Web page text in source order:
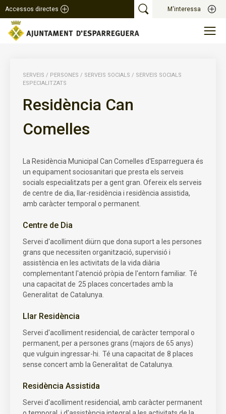
Accessos directes M'interessa
SERVEIS / PERSONES / SERVEIS SOCIALS / SERVEIS SOCIALS
ESPECIALITZATS
Residència Can
Comelles
La Residència Municipal Can Comelles d'Esparreguera és
un equipament sociosanitari que presta els serveis
socials especialitzats per a gent gran. Ofereix els serveis
de centre de dia, llar-residència i residència assistida,
amb caràcter temporal o permanent.
Centre de Dia
Servei d'acolliment diürn que dona suport a les persones
grans que necessiten organització, supervisió i
assistència en les activitats de la vida diària
complementant l'atenció pròpia de l'entorn familiar. Té
una capacitat de 25 places concertades amb la
Generalitat de Catalunya.
Llar Residència
Servei d'acolliment residencial, de caràcter temporal o
permanent, per a persones grans (majors de 65 anys)
que vulguin ingressar-hi. Té una capacitat de 8 places
sense concert amb la Generalitat de Catalunya.
Residència Assistida
Servei d'acolliment residencial, amb caràcter permanent